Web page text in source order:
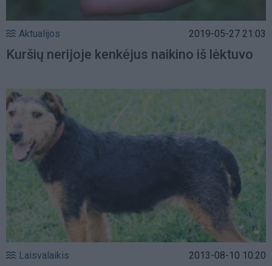
Aktualijos 2019-05-27 21:03
Kuršių nerijoje kenkėjus naikino iš lėktuvo
Laisvalaikis 2013-08-10 10:20